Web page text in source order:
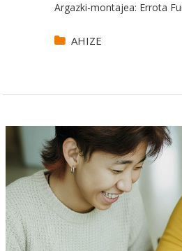
Argazki-montajea: Errota
AHIZE